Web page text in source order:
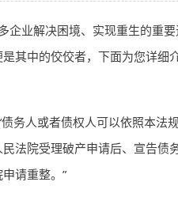
企业解决困境、实现重生的重
是其中的佼佼者，下面为您详细介
务人或者债权人可以依照本
法院受理破产申请后、宣告债
请重整。”